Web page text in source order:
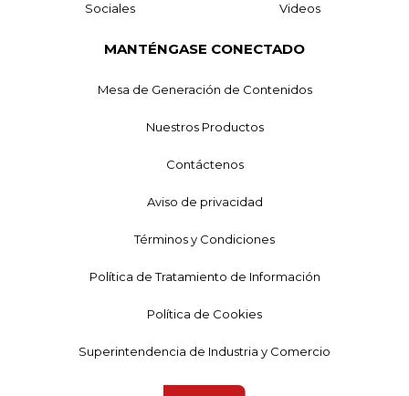
Sociales Videos
MANTÉNGASE CONECTADO
Mesa de Generación de Contenidos
Nuestros Productos
Contáctenos
Aviso de privacidad
Términos y Condiciones
Política de Tratamiento de Información
Política de Cookies
Superintendencia de Industria y Comercio